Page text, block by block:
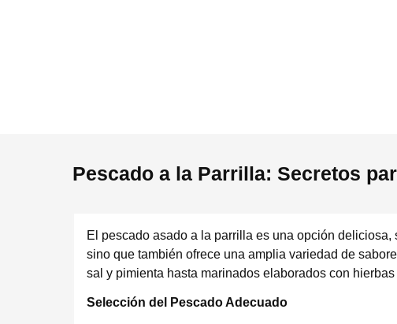
Pescado a la Parrilla: Secretos
El pescado asado a la parrilla es una opción
sino que también ofrece una amplia variedad de
sal y pimienta hasta marinados elaborados con
Selección del Pescado Adecuado